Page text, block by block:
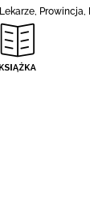
Lekarze,